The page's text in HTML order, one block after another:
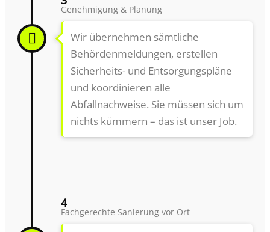
Genehmigung & Planung
Wir übernehmen sämtliche
Behördenmeldungen, erstellen
Sicherheits- und Entsorgungspläne
und koordinieren alle
Abfallnachweise. Sie müssen sich um
nichts kümmern – das ist unser Job.
4
Fachgerechte Sanierung vor Ort